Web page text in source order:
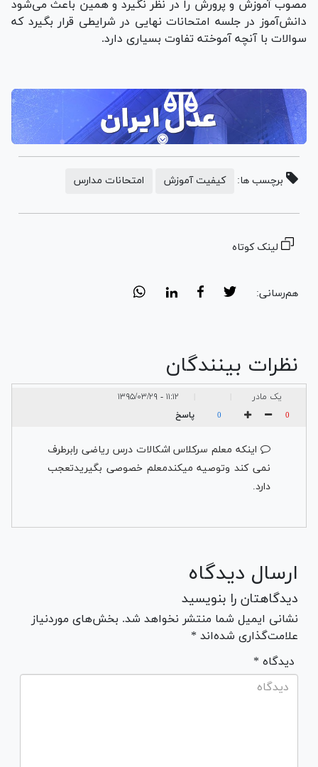
مصوب آموزش و پرورش را در نظر نگیرد و همین باعث می‌شود
دانش‌آموز در جلسه امتحانات نهایی در شرایطی قرار بگیرد که
سوالات با آنچه آموخته تفاوت بسیاری دارد.
برچسب ها: کیفیت آموزش امتحانات مدارس
لینک کوتاه
هم‌رسانی:
نظرات بینندگان
یک مادر ۱۱:۱۲ - ۱۳۹۵/۰۳/۲۹
0
0 پاسخ
اینکه معلم سرکلاس اشکالات درس ریاضی رابرطرف
نمی کند وتوصیه میکندمعلم خصوصی بگیریدتعجب
دارد.
ارسال دیدگاه
دیدگاهتان را بنویسید
نشانی ایمیل شما منتشر نخواهد شد. بخش‌های موردنیاز
علامت‌گذاری شده‌اند *
* دیدگاه